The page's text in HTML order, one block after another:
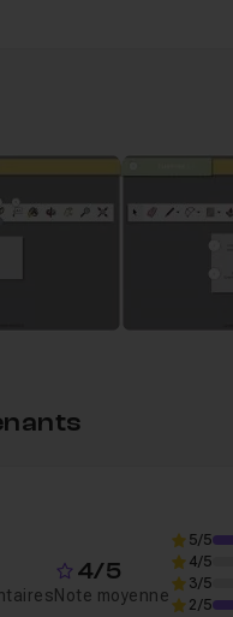
utiliser les Extensions ?
4/5
Note moyenne
5/5
4/5
3/5
2/5